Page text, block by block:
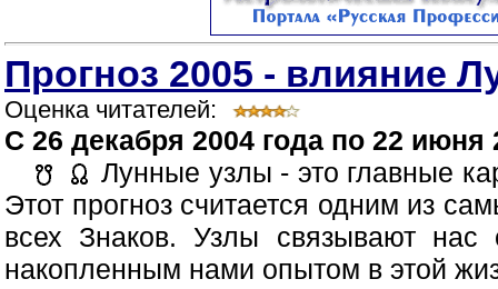
Прогноз 2005 - влияние
Оценка читателей:
C 26 декабря 2004 года по 22 июня
Лунные узлы - это главные
Этот прогноз считается одним из
всех Знаков. Узлы связывают
накопленным нами опытом в этой